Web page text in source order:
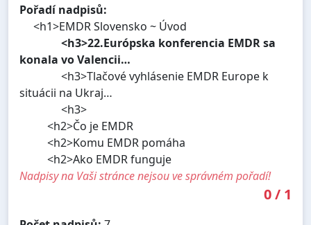
Pořadí nadpisů:
<h1>EMDR Slovensko ~ Úvod
<h3>22.Európska konferencia EMDR sa
konala vo Valencii…
<h3>Tlačové vyhlásenie EMDR Europe k
situácii na Ukraj…
<h3>
<h2>Čo je EMDR
<h2>Komu EMDR pomáha
<h2>Ako EMDR funguje
Nadpisy na Vaši stránce nejsou ve správném pořadí!
0/ 1